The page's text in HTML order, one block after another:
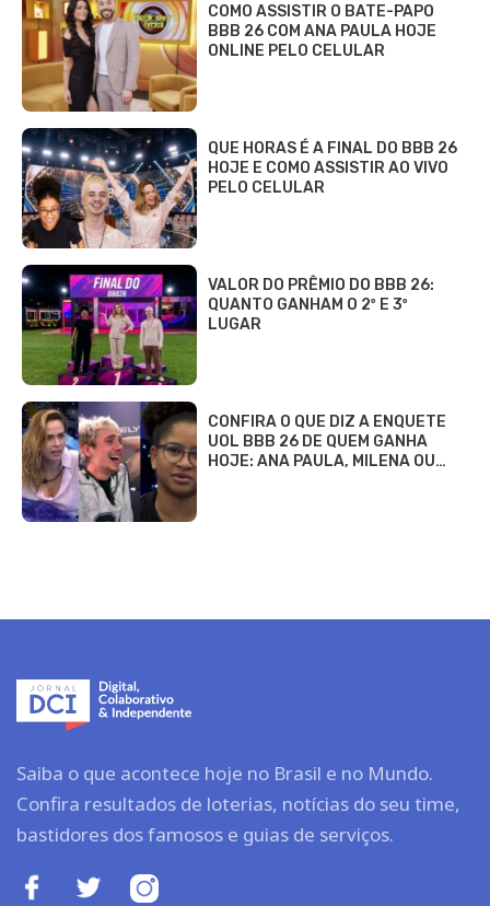
COMO ASSISTIR O BATE-PAPO
BBB 26 COM ANA PAULA HOJE
ONLINE PELO CELULAR
QUE HORAS É A FINAL DO BBB 26
HOJE E COMO ASSISTIR AO VIVO
PELO CELULAR
VALOR DO PRÊMIO DO BBB 26:
QUANTO GANHAM O 2º E 3º
LUGAR
CONFIRA O QUE DIZ A ENQUETE
UOL BBB 26 DE QUEM GANHA
HOJE: ANA PAULA, MILENA OU…
Saiba o que acontece hoje no Brasil e no Mundo.
Confira resultados de loterias, notícias do seu time,
bastidores dos famosos e guias de serviços.